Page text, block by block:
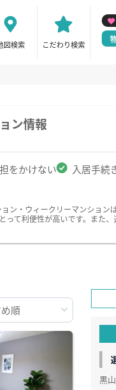
図検索 こだわり検索
ン情報
をかけない 入居手続
ン・ウィークリーマンション
て利便性が高いです。また
黒